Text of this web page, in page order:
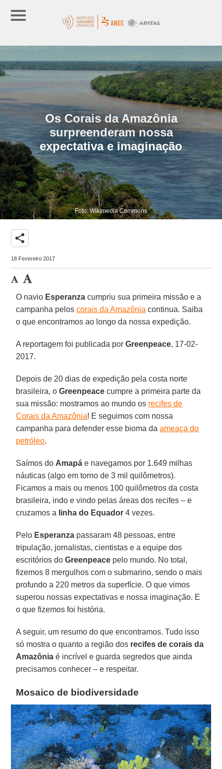
Os Corais da Amazônia
surpreenderam nossa
expectativa e imaginação
Foto: Wikimedia Commons
share
18 Fevereiro 2017
O navio Esperanza cumpriu sua primeira missão e a
campanha peloscorais da Amazônia continua. Saiba
o que encontramos ao longo da nossa expedição.
A reportagem foi publicada porGreenpeace, 17-02-
2017.
Depois de 20 dias de expedição pela costa norte
brasileira, oGreenpeace cumpre a primeira parte da
sua missão: mostramos ao mundo os recifes de
Corais da Amazônia! E seguimos com nossa
campanha para defender esse bioma daameaça do
petróleo.
Saímos do Amapá e navegamos por 1.649 milhas
náuticas (algo em torno de 3 mil quilômetros).
Ficamos a mais ou menos 100 quilômetros da costa
brasileira, indo e vindo pelas áreas dos recifes – e
cruzamos a linha do Equador 4 vezes.
Pelo Esperanza passaram 48 pessoas, entre
tripulação, jornalistas, cientistas e a equipe dos
escritórios doGreenpeace pelo mundo. No total,
fizemos 8 mergulhos com o submarino, sendo o mais
profundo a 220 metros da superfície. O que vimos
superou nossas expectativas e nossa imaginação. E
o que fizemos foi história.
A seguir, um resumo do que encontramos. Tudo isso
só mostra o quanto a região dos recifes de corais da
Amazônia é incrível e guarda segredos que ainda
precisamos conhecer – e respeitar.
Mosaico de biodiversidade